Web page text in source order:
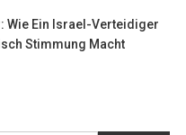
Wie Ein Israel-Verteidiger
Stimmung Macht